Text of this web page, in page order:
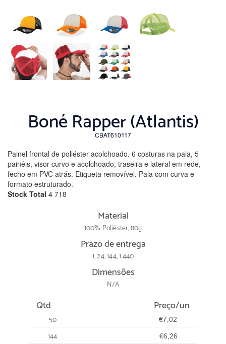
Boné Rapper (Atlantis)
CBAT610117
Painel frontal de poliéster acolchoado. 6 costuras na pala, 5
painéis, visor curvo e acolchoado, traseira e lateral em rede,
fecho em PVC atrás. Etiqueta removível. Pala com curva e
formato estruturado.
Stock Total 4 718
Material
100% Poliéster, 80g
Prazo de entrega
1, 24, 144, 1.440
Dimensões
N/A
Qtd Preço/un
50 €7,02
144 €6,26